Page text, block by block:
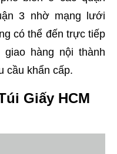
3 nhờ mạng lưới
có thể đến trực tiếp
hàng nội thành
cầu khẩn cấp.
Giấy HCM